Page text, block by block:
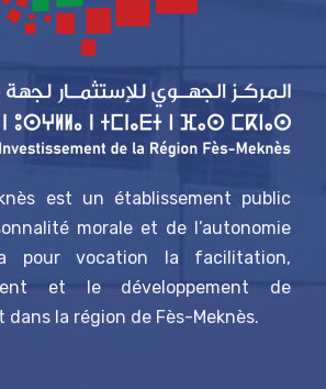
est un établissement public
morale et de l’autonomie
pour vocation la facilitation,
et le développement de
dans la région de Fès-Meknès.